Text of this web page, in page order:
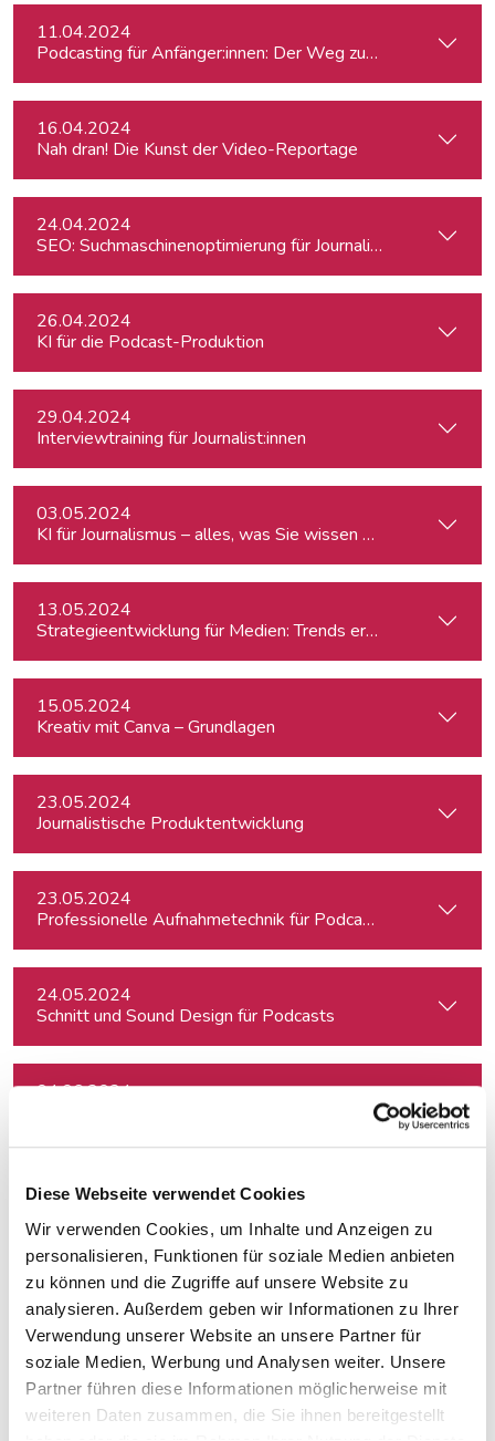
Diese Webseite verwendet Cookies
Wir verwenden Cookies, um Inhalte und Anzeigen zu
personalisieren, Funktionen für soziale Medien anbieten
zu können und die Zugriffe auf unsere Website zu
analysieren. Außerdem geben wir Informationen zu Ihrer
Verwendung unserer Website an unsere Partner für
soziale Medien, Werbung und Analysen weiter. Unsere
Partner führen diese Informationen möglicherweise mit
weiteren Daten zusammen, die Sie ihnen bereitgestellt
11.04.2024
Podcasting für Anfänger:innen: Der Weg zum eigenen
16.04.2024
Nah dran! Die Kunst der Video-Reportage
24.04.2024
SEO: Suchmaschinenoptimierung für Journalist:innen
26.04.2024
KI für die Podcast-Produktion
29.04.2024
Interviewtraining für Journalist:innen
03.05.2024
KI für Journalismus – alles, was Sie wissen müssen
13.05.2024
Strategieentwicklung für Medien: Trends erkennen &
15.05.2024
Kreativ mit Canva – Grundlagen
23.05.2024
Journalistische Produktentwicklung
23.05.2024
Professionelle Aufnahmetechnik für Podcasts
24.05.2024
Schnitt und Sound Design für Podcasts
04.06.2024
04.06.2024
06.06.2024
Schreiben für Hörfunk, Podcast und Moderation
24.06.2024
Auftritt vor der Kamera – souverän und authentisch